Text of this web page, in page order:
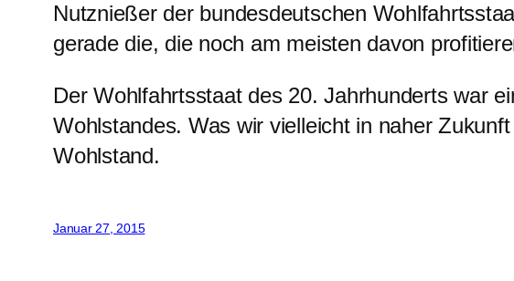
Nutznießer der bundesdeutschen
gerade die, die noch am meisten davon
Der Wohlfahrtsstaat des 20. Jahrhunderts war
Wohlstandes. Was wir vielleicht in naher
Wohlstand.
Januar 27, 2015